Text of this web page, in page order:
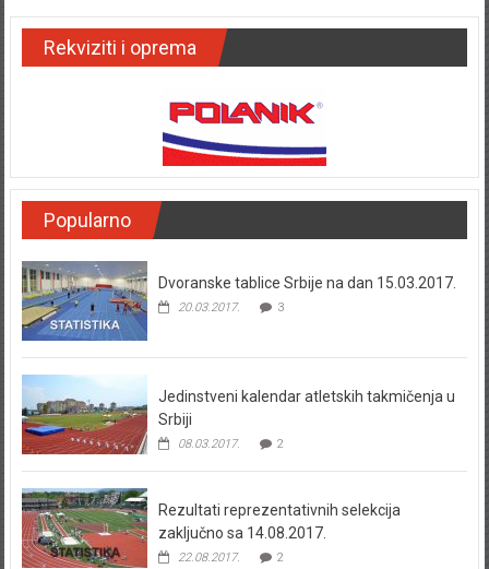
Rekviziti i oprema
Popularno
Dvoranske tablice Srbije na dan 15.03.2017.
20.03.2017. 3
Jedinstveni kalendar atletskih takmičenja u
Srbiji
08.03.2017. 2
Rezultati reprezentativnih selekcija
zaključno sa 14.08.2017.
22.08.2017. 2